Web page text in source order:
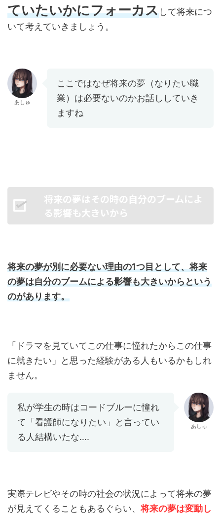
ていたいかにフォーカスして将来につ
いて考えていきましょう。
あしゅ
ここではなぜ将来の夢（なりたい職
業）は必要ないのかお話ししていき
ますね
将来の夢はその時の自分のブームによ
る影響も大きいから
将来の夢が別に必要ない理由の1つ目として、将来
の夢は自分のブームによる影響も大きいからという
のがあります。
「ドラマを見ていてこの仕事に憧れたからこの仕事
に就きたい」と思った経験がある人もいるかもしれ
ません。
私が学生の時はコードブルーに憧れ
て「看護師になりたい」と言ってい
る人結構いたな….
あしゅ
実際テレビやその時の社会の状況によって将来の夢
が見えてくることもあるぐらい、 将来の夢は変動し